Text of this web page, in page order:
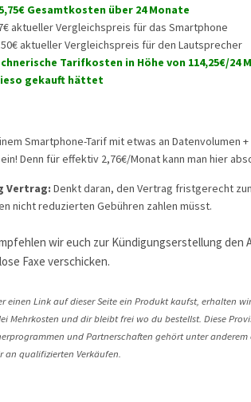
Gesamtkosten über 24 Monate
aktueller Vergleichspreis für das Smartphone
aktueller Vergleichspreis für den Lautsprecher
Tarifkosten in Höhe von 114,25€/
gekauft hättet
Smartphone-Tarif mit etwas an
Denn für effektiv 2,76€/Monat kann man hier
Vertrag: Denkt daran, den Vertrag fristgerecht
nicht reduzierten Gebühren zahlen müsst.
wir euch zur Kündigungserstellung den
Faxe verschicken.
einen Link auf dieser Seite ein Produkt kaufst, erhalten
Mehrkosten und dir bleibt frei wo du bestellst. Diese
und Partnerschaften gehört unter
an qualifizierten Verkäufen.